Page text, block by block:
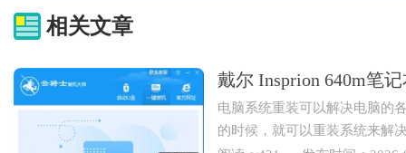
相关文章
戴尔 Insprion 640m笔
电脑系统重装可以解决电脑的
的时候，就可以重装系统来解